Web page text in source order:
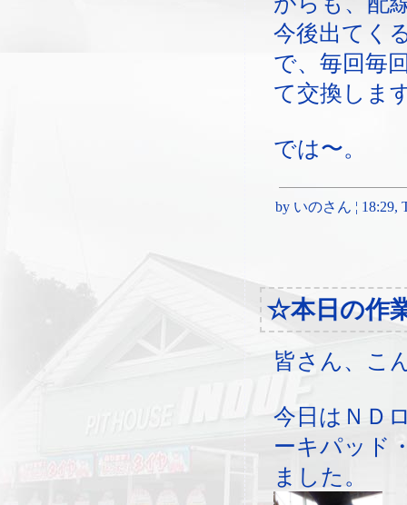
今後出てく
で、毎回毎
て交換しま
では〜。
by いのさん ¦ 18:29,
☆本日の作
皆さん、こ
今日はＮＤ
ーキパッド
ました。